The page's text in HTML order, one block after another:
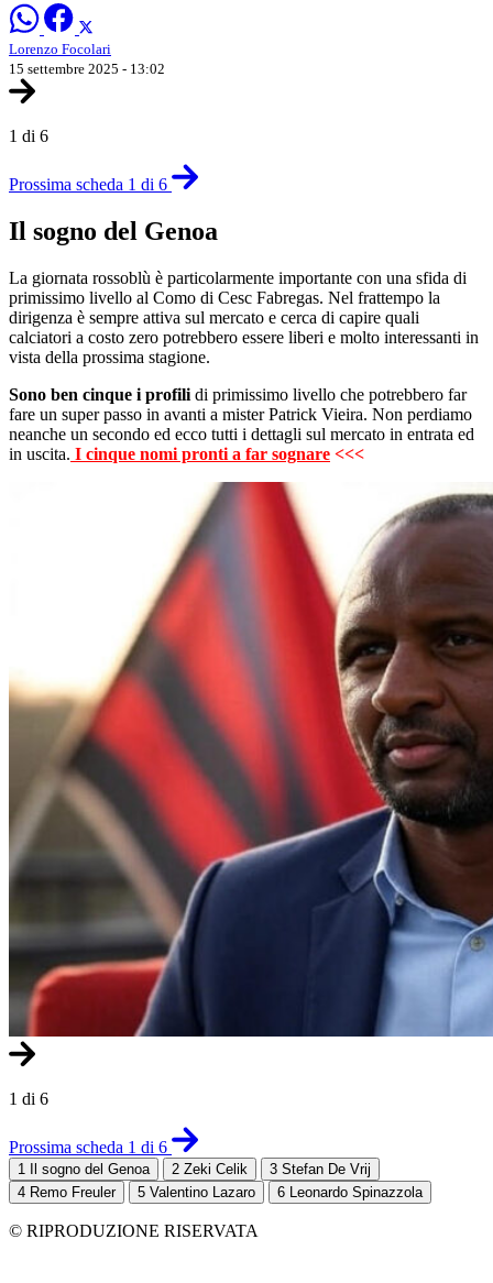
Lorenzo Focolari
15 settembre 2025 - 13:02
1 di 6
Prossima scheda 1 di 6
Il sogno del Genoa
La giornata rossoblù è particolarmente importante con una sfida di
primissimo livello al Como di Cesc Fabregas. Nel frattempo la
dirigenza è sempre attiva sul mercato e cerca di capire quali
calciatori a costo zero potrebbero essere liberi e molto interessanti in
vista della prossima stagione.
Sono ben cinque i profili di primissimo livello che potrebbero far
fare un super passo in avanti a mister Patrick Vieira. Non perdiamo
neanche un secondo ed ecco tutti i dettagli sul mercato in entrata ed
in uscita. I cinque nomi pronti a far sognare <<<
1 di 6
Prossima scheda 1 di 6
1 Il sogno del Genoa 2 Zeki Celik 3 Stefan De Vrij
4 Remo Freuler 5 Valentino Lazaro 6 Leonardo Spinazzola
© RIPRODUZIONE RISERVATA